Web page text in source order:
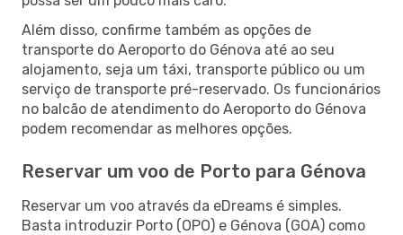
Além disso, confirme também as opções de
transporte do Aeroporto do Génova até ao seu
alojamento, seja um táxi, transporte público ou um
serviço de transporte pré-reservado. Os funcionários
no balcão de atendimento do Aeroporto do Génova
podem recomendar as melhores opções.
Reservar um voo de Porto para Génova
Reservar um voo através da eDreams é simples.
Basta introduzir Porto (OPO) e Génova (GOA) como